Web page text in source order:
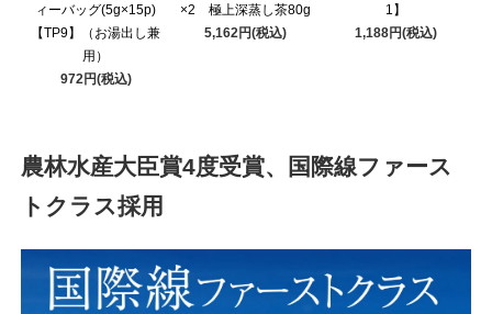
ィーバッグ(5g×15p)
【TP9】（お湯出し兼
用）
972円(税込)
×2 極上深蒸し茶80g
5,162円(税込)
1】
1,188円(税込)
農林水産大臣賞4度受賞、国際線ファース
トクラス採用